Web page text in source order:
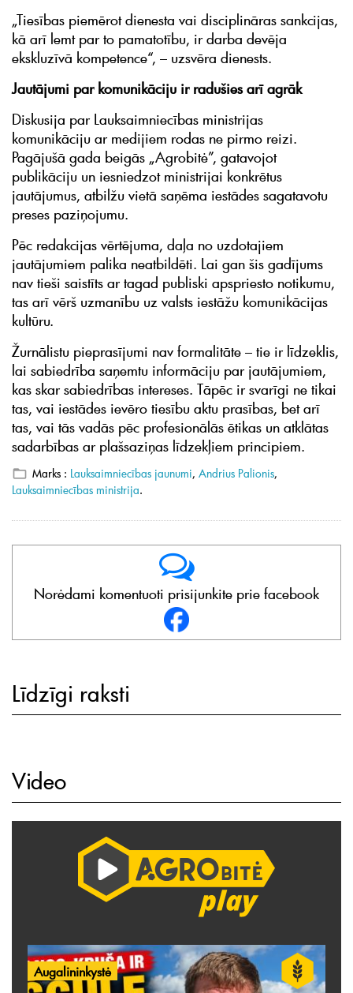
„Tiesības piemērot dienesta vai disciplināras sankcijas,
kā arī lemt par to pamatotību, ir darba devēja
ekskluzīvā kompetence“, – uzsvēra dienests.
Jautājumi par komunikāciju ir radušies arī agrāk
Diskusija par Lauksaimniecības ministrijas
komunikāciju ar medijiem rodas ne pirmo reizi.
Pagājušā gada beigās „Agrobitė”, gatavojot
publikāciju un iesniedzot ministrijai konkrētus
jautājumus, atbilžu vietā saņēma iestādes sagatavotu
preses paziņojumu.
Pēc redakcijas vērtējuma, daļa no uzdotajiem
jautājumiem palika neatbildēti. Lai gan šis gadījums
nav tieši saistīts ar tagad publiski apspriesto notikumu,
tas arī vērš uzmanību uz valsts iestāžu komunikācijas
kultūru.
Žurnālistu pieprasījumi nav formalitāte – tie ir līdzeklis,
lai sabiedrība saņemtu informāciju par jautājumiem,
kas skar sabiedrības intereses. Tāpēc ir svarīgi ne tikai
tas, vai iestādes ievēro tiesību aktu prasības, bet arī
tas, vai tās vadās pēc profesionālās ētikas un atklātas
sadarbības ar plašsaziņas līdzekļiem principiem.
Marks : Lauksaimniecības jaunumi, Andrius Palionis,
Lauksaimniecības ministrija.
Norėdami komentuoti prisijunkite prie facebook
Līdzīgi raksti
Video
Augalininkystė